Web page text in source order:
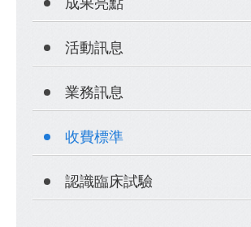
活動訊息
業務訊息
收費標準
認識臨床試驗